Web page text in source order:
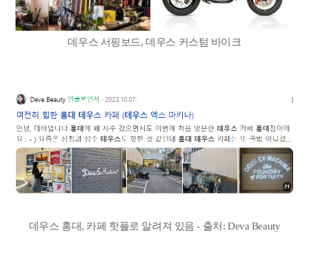
데우스 서핑보드, 데우스 커스텀 바이크
데우스 홍대, 카페 핫플로 알려져 있음 - 출처: Deva Beauty